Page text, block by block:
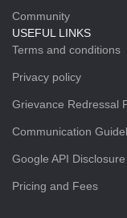
Community
USEFUL LINKS
Terms and conditions
Privacy policy
Grievance Redressal
Communication
Google API Disclosure
Pricing and Fees